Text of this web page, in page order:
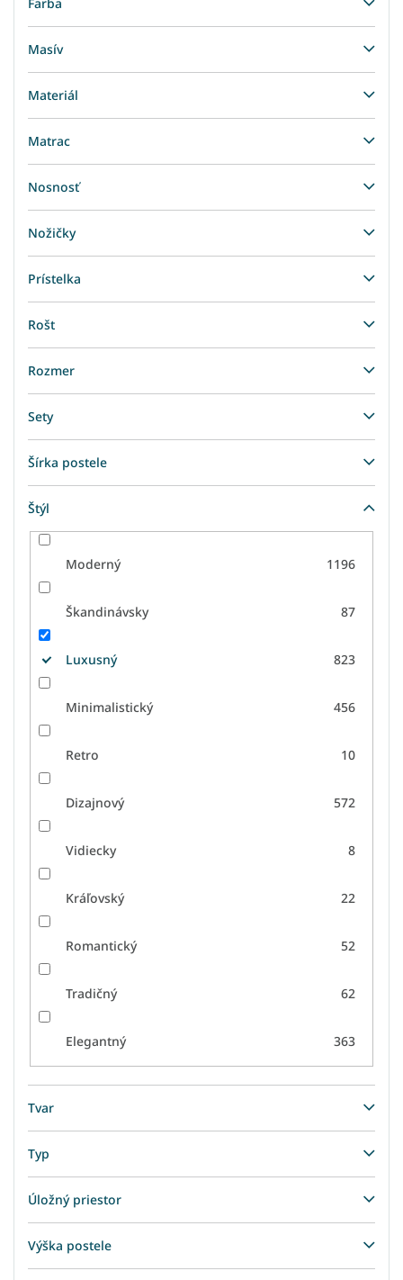
Masív
Materiál
Matrac
Nosnosť
Nožičky
Prístelka
Rošt
Rozmer
Sety
Šírka postele
Štýl
Moderný 1196
Škandinávsky 87
Luxusný 823
Minimalistický 456
Retro 10
Dizajnový 572
Vidiecky 8
Kráľovský 22
Romantický 52
Tradičný 62
Elegantný 363
Tvar
Typ
Úložný priestor
Výška postele